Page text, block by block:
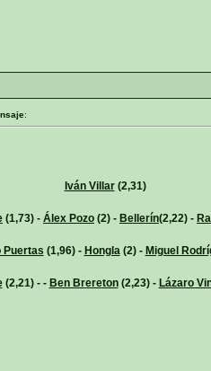
:
Iván Villar(2,31)
(1,73) - Álex Pozo (2) - Bellerín(2,22) -
Puertas (1,96) - Hongla(2) - Miguel
(2,21) - - Ben Brereton(2,23) - Lázaro